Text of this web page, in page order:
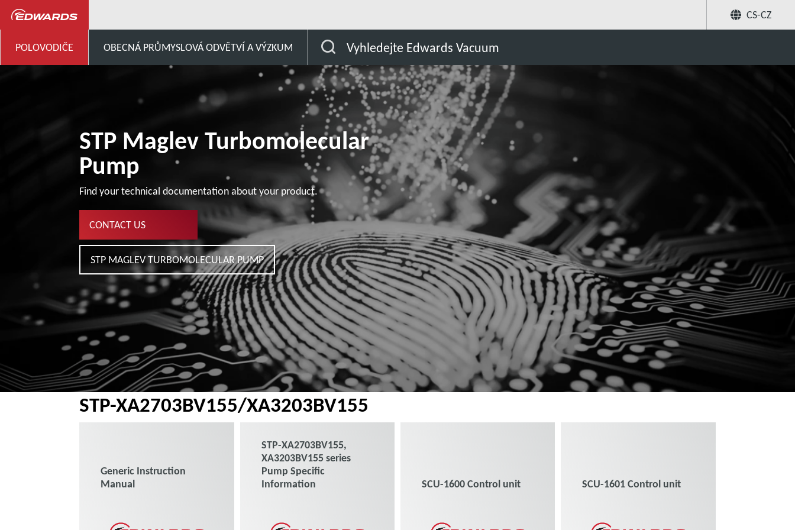
CS-CZ
POLOVODIČE OBECNÁ PRŮMYSLOVÁ ODVĚTVÍ A VÝZKUM Vyhledejte Edwards Vacuum
STP Maglev Turbomolecular
Pump
Find your technical documentation about your product.
CONTACT US
STP MAGLEV TURBOMOLECULAR PUMP
STP-XA2703BV155/XA3203BV155
Generic Instruction
Manual
STP-XA2703BV155,
XA3203BV155 series
Pump Specific
Information
SCU-1600 Control unit SCU-1601 Control unit